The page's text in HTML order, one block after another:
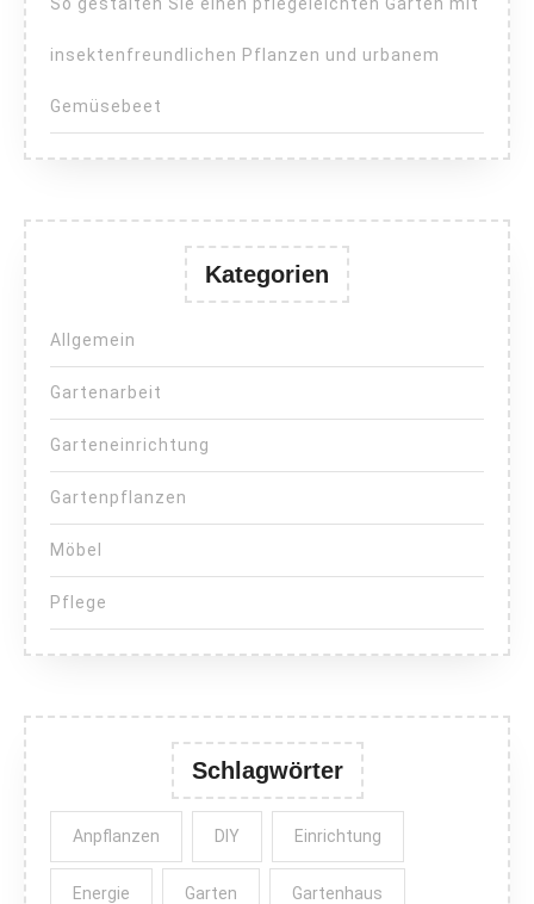
insektenfreundlichen Pflanzen und urbanem
Gemüsebeet
Kategorien
Allgemein
Gartenarbeit
Garteneinrichtung
Gartenpflanzen
Möbel
Pflege
Schlagwörter
Anpflanzen DIY Einrichtung
Energie Garten Gartenhaus